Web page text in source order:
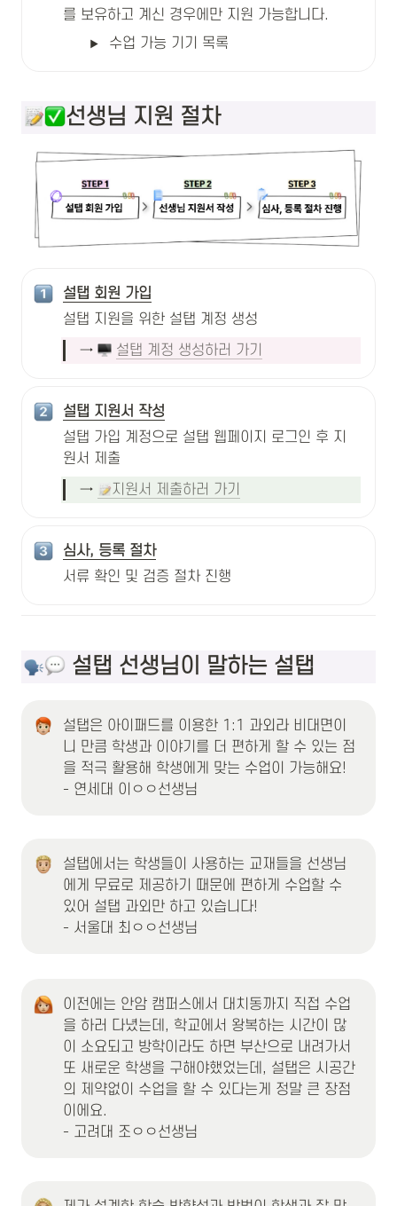
를 보유하고 계신 경우에만 지원 가능합니다.
수업 가능 기기 목록
선생님 지원 절차
설탭 회원 가입
설탭 지원을 위한 설탭 계정 생성
→
설탭 계정 생성하러 가기
설탭 지원서 작성
설탭 가입 계정으로 설탭 웹페이지 로그인 후 지
원서 제출
→
지원서 제출하러 가기
심사, 등록 절차
서류 확인 및 검증 절차 진행
설탭 선생님이 말하는 설탭
설탭은 아이패드를 이용한 1:1 과외라 비대면이
니 만큼 학생과 이야기를 더 편하게 할 수 있는 점
을 적극 활용해 학생에게 맞는 수업이 가능해요!
- 연세대 이ㅇㅇ선생님
설탭에서는 학생들이 사용하는 교재들을 선생님
에게 무료로 제공하기 때문에 편하게 수업할 수
있어 설탭 과외만 하고 있습니다!
- 서울대 최ㅇㅇ선생님
이전에는 안암 캠퍼스에서 대치동까지 직접 수업
을 하러 다녔는데, 학교에서 왕복하는 시간이 많
이 소요되고 방학이라도 하면 부산으로 내려가서
또 새로운 학생을 구해야했었는데, 설탭은 시공간
의 제약없이 수업을 할 수 있다는게 정말 큰 장점
이에요.
- 고려대 조ㅇㅇ선생님